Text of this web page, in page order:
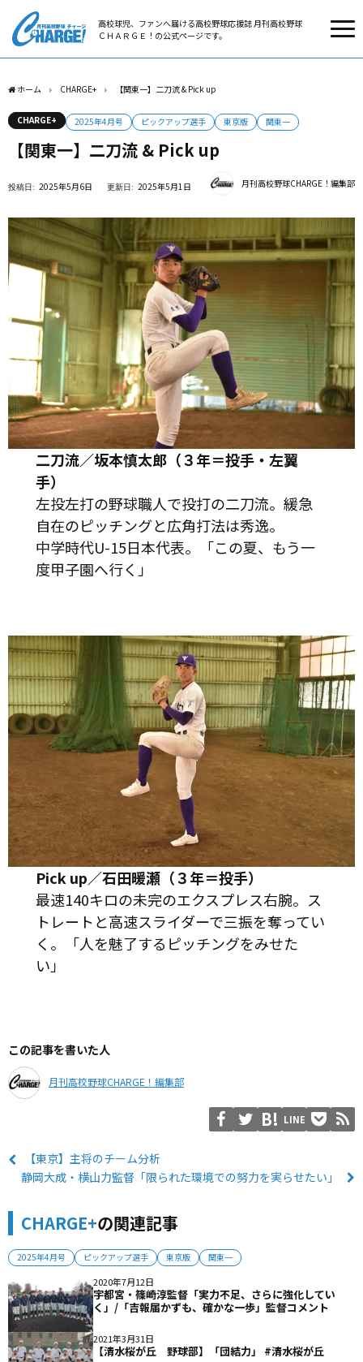
高校球児、ファンへ届ける高校野球応援誌 月刊高校野球
ＣＨＡＲＧＥ！の公式ページです。
ホーム CHARGE+ 【関東一】二刀流 & Pick up
CHARGE+ 2025年4月号 ピックアップ選手 東京版 関東一
【関東一】二刀流 & Pick up
2025年5月6日 2025年5月1日 月刊高校野球CHARGE！編集部
二刀流／坂本慎太郎（３年＝投手・左翼
手）
左投左打の野球職人で投打の二刀流。緩急
自在のピッチングと広角打法は秀逸。
中学時代U-15日本代表。「この夏、もう一
度甲子園へ行く」
Pick up／石田暖瀬（３年＝投手）
最速140キロの未完のエクスプレス右腕。ス
トレートと高速スライダーで三振を奪ってい
く。「人を魅了するピッチングをみせた
い」
この記事を書いた人
月刊高校野球CHARGE！編集部
LINE
【東京】主将のチーム分析
静岡大成・横山力監督「限られた環境での努力を実らせたい」
CHARGE+の関連記事
2025年4月号 ピックアップ選手 東京版 関東一
2020年7月12日
宇都宮・篠崎淳監督「実力不足、さらに強化してい
く」/「吉報届かずも、確かな一歩」監督コメント
2021年3月31日
【清水桜が丘 野球部】「団結力」 #清水桜が丘